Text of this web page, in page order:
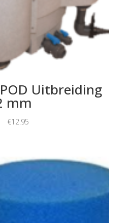
Uitbreiding
mm
€12.95